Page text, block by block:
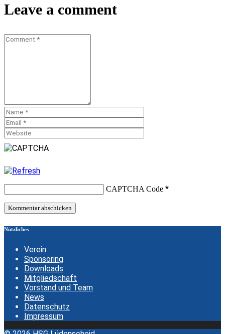
Leave a comment
CAPTCHA Code *
Nützliches
Verein
Sponsoring
Downloads
Mitgliedschaft
Vorstand und Team
News
Datenschutz
Impressum